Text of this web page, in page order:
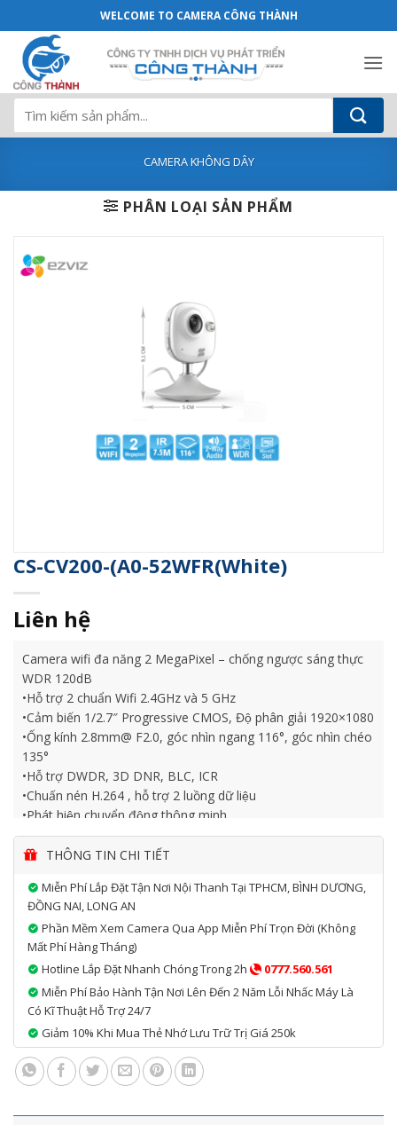
qua
dung
CS-CV200-(A0-52WFR(White) - Camera
WELCOME TO CAMERA CÔNG THÀNH
Tìm
kiếm:
CAMERA KHÔNG DÂY
PHÂN LOẠI SẢN PHẨM
CS-CV200-(A0-52WFR(White)
Liên hệ
Camera wifi đa năng 2 MegaPixel – chống ngược sáng thực
WDR 120dB
•Hỗ trợ 2 chuẩn Wifi 2.4GHz và 5 GHz
•Cảm biến 1/2.7″ Progressive CMOS, Độ phân giải 1920×1080
•Ống kính 2.8mm@ F2.0, góc nhìn ngang 116°, góc nhìn chéo
135°
•Hỗ trợ DWDR, 3D DNR, BLC, ICR
•Chuấn nén H.264 , hỗ trợ 2 luồng dữ liệu
•Phát hiện chuyển động thông minh
•Hỗ trợ khe cắm thẻ nhớ đến 128GB
•Tích hợp Micro và Loa – Hỗ trợ đàm thoại 2 chiều cùng lúc -
•Hồng ngoại 7.5m,
•Hỗ trợ wifi + cài đặt wifi thông minh với phần mềm EZVIZ -
quá trình cài đặt chỉ mất vài phút với người lần đầu sử dụng
•Kèm adaptor 5V chính hãng
•Thiết kế hiện đại, lắp đặt trong nhà.
THÔNG TIN CHI TIẾT
Miễn Phí Lắp Đặt Tận Nơi Nội Thanh Tại TPHCM, BÌNH DƯƠNG,
ĐỒNG NAI, LONG AN
Phần Mềm Xem Camera Qua App Miễn Phí Trọn Đời (không
Mất Phí Hàng Tháng)
Hotline Lắp Đặt Nhanh Chóng Trong 2h
0777.560.561
Miễn Phí Bảo Hành Tận Nơi Lên Đến 2 Năm Lỗi Nhấc Máy Là
Có Kĩ Thuật Hỗ Trợ 24/7
Giảm 10% Khi Mua Thẻ Nhớ Lưu Trữ Trị Giá 250k